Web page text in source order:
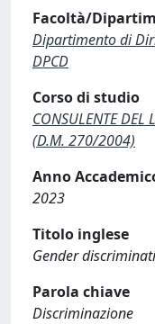
Facoltà/
Dipartimento di
DPCD
Corso di studio
CONSULENTE
(D.M. 270/2004)
Anno
2023
Titolo inglese
Gender
Parola chiave
Discriminazione